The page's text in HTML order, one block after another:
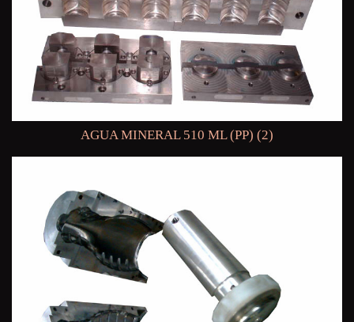
AGUA MINERAL 510 ML (PP) (2)